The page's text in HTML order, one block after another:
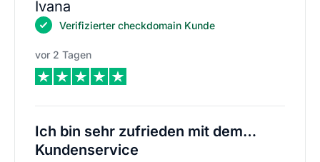
Ivana
Verifizierter checkdomain Kunde
vor 2 Tagen
Ich bin sehr zufrieden mit dem…
Kundenservice